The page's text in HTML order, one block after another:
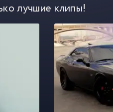
лучшие клипы!